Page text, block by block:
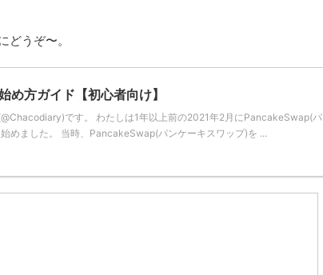
うぞ〜。
め方ガイド【初心者向け】
です。 わたしは1年以上前の2021年2月にPancakeSwap(パ
めました。 当時、PancakeSwap(パンケーキスワップ)を ...